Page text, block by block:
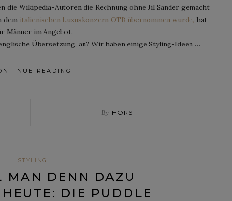
die Wikipedia-Autoren die Rechnung ohne Jil Sander gemacht
dem italienischen Luxuskonzern OTB übernommen wurde, hat
Männer im Angebot.
Übersetzung, an? Wir haben einige Styling-Ideen …
READING
By HORST
STYLING
MAN DENN DAZU
DIE PUDDLE